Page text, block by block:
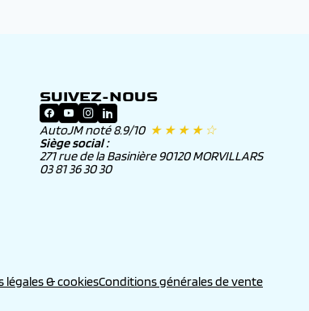
SUIVEZ-NOUS
AutoJM noté 8.9/10 ★ ★ ★ ★ ☆
Siège social :
271 rue de la Basinière 90120 MORVILLARS
03 81 36 30 30
légales & cookiesConditions générales de vente